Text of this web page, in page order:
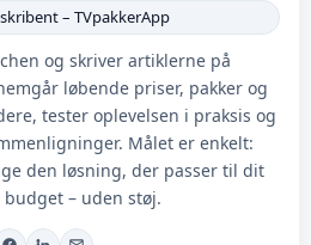
– TVpakkerApp
og skriver artiklerne på
løbende priser, pakker og
tester oplevelsen i praksis og
Målet er enkelt:
den løsning, der passer til dit
budget – uden støj.